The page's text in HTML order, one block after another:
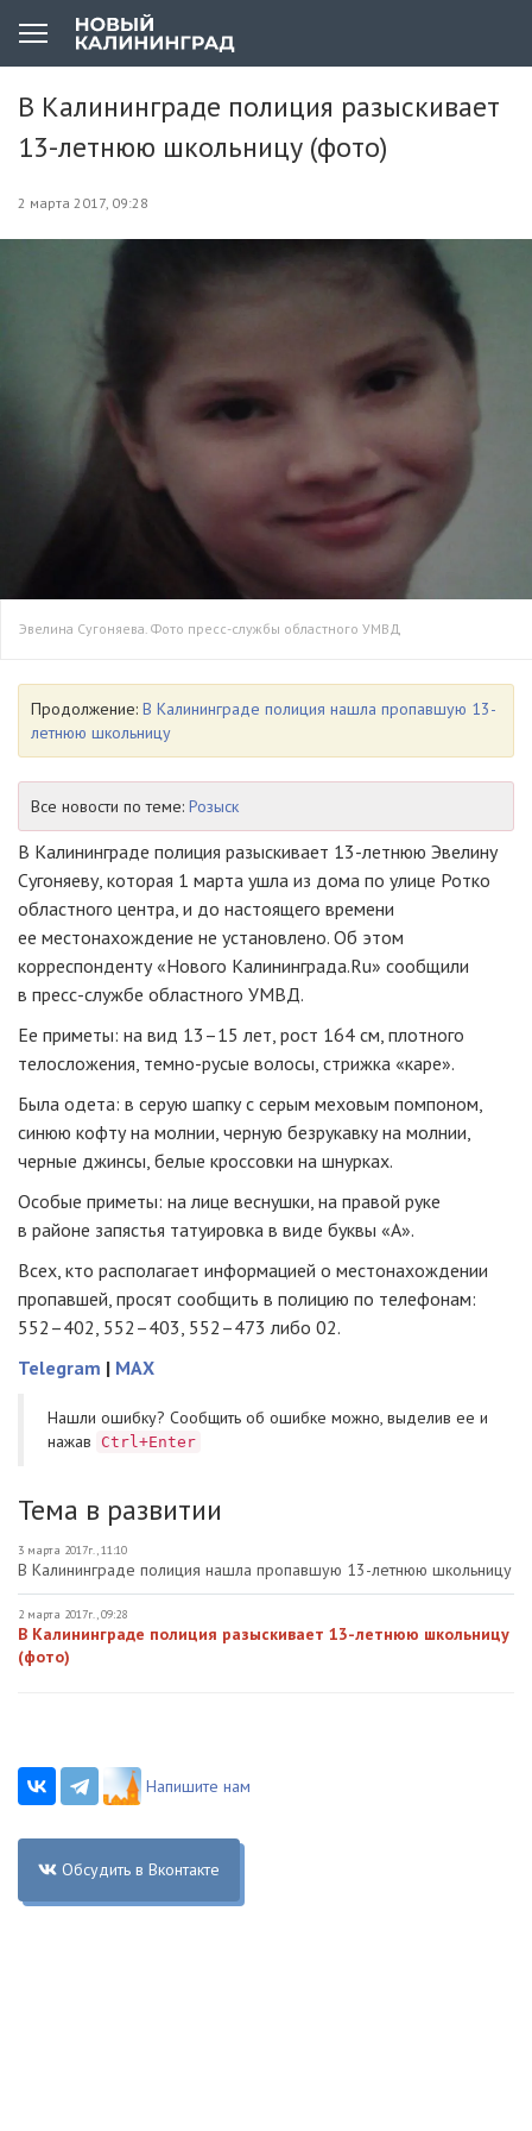
В Калининграде полиция разыскивает
13-летнюю школьницу (фото)
2 марта 2017, 09:28
Эвелина Сугоняева. Фото пресс-службы областного УМВД
Продолжение: В Калининграде полиция нашла пропавшую 13-
летнюю школьницу
Все новости по теме: Розыск
В Калининграде полиция разыскивает 13-летнюю Эвелину
Сугоняеву, которая 1 марта ушла из дома по улице Ротко
областного центра, и до настоящего времени
ее местонахождение не установлено. Об этом
корреспонденту «Нового Калининграда.Ru» сообщили
в пресс-службе областного УМВД.
Ее приметы: на вид 13–15 лет, рост 164 см, плотного
телосложения, темно-русые волосы, стрижка «каре».
Была одета: в серую шапку с серым меховым помпоном,
синюю кофту на молнии, черную безрукавку на молнии,
черные джинсы, белые кроссовки на шнурках.
Особые приметы: на лице веснушки, на правой руке
в районе запястья татуировка в виде буквы «А».
Всех, кто располагает информацией о местонахождении
пропавшей, просят сообщить в полицию по телефонам:
552–402, 552–403, 552–473 либо 02.
Telegram | MAX
Нашли ошибку? Cообщить об ошибке можно, выделив ее и
нажав
Ctrl+Enter
Тема в развитии
3 марта 2017г., 11:10
В Калининграде полиция нашла пропавшую 13-летнюю школьницу
2 марта 2017г., 09:28
В Калининграде полиция разыскивает 13-летнюю школьницу
(фото)
Напишите нам
Обсудить в Вконтакте